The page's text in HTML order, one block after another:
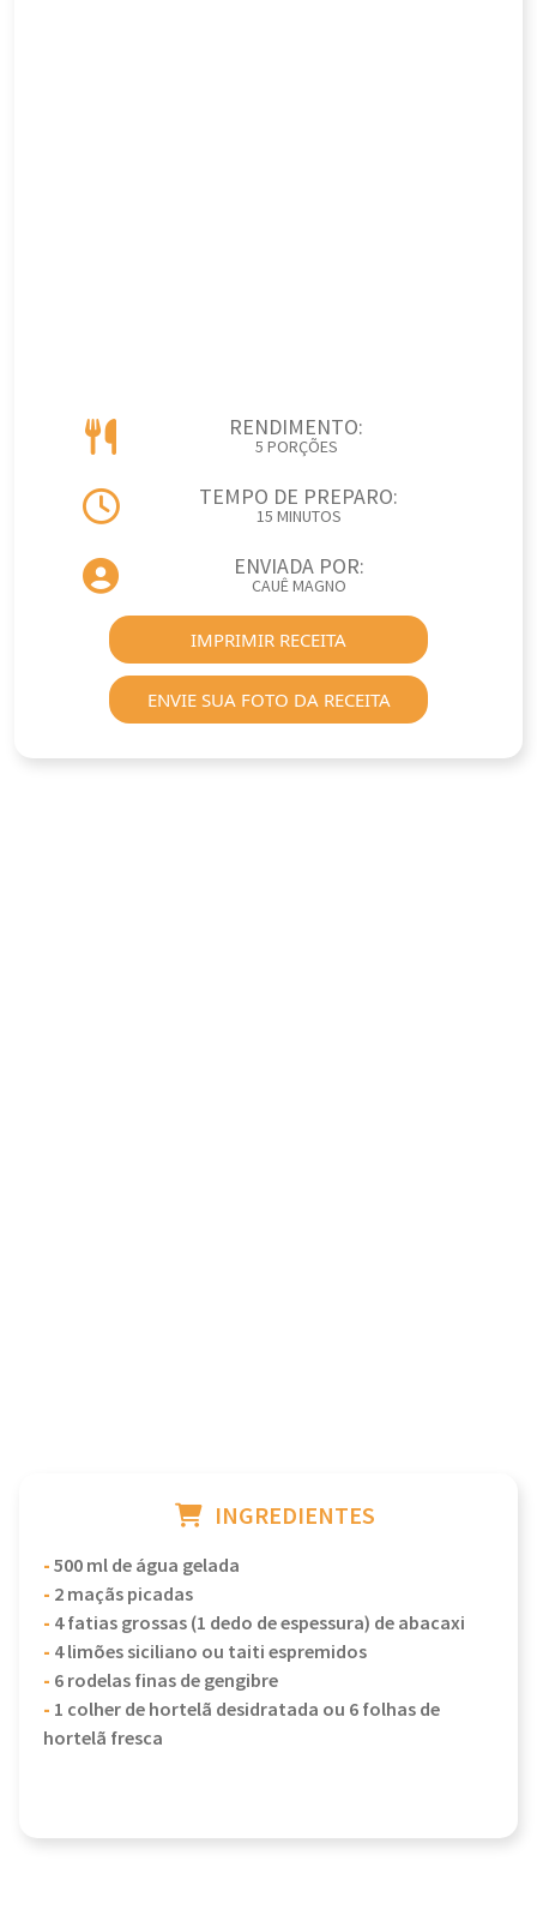
RENDIMENTO:
5 PORÇÕES
TEMPO DE PREPARO:
15 MINUTOS
ENVIADA POR:
CAUÊ MAGNO
IMPRIMIR RECEITA
ENVIE SUA FOTO DA RECEITA
INGREDIENTES
-500 ml de água gelada
- 2 maçãs picadas
- 4 fatias grossas (1 dedo de espessura) de abacaxi
- 4 limões siciliano ou taiti espremidos
- 6 rodelas finas de gengibre
- 1 colher de hortelã desidratada ou 6 folhas de
hortelã fresca